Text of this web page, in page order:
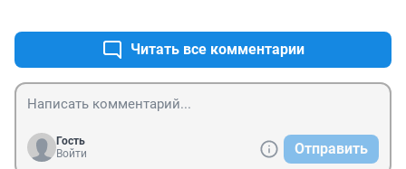
Читать все комментарии
Гость
Войти
Отправить